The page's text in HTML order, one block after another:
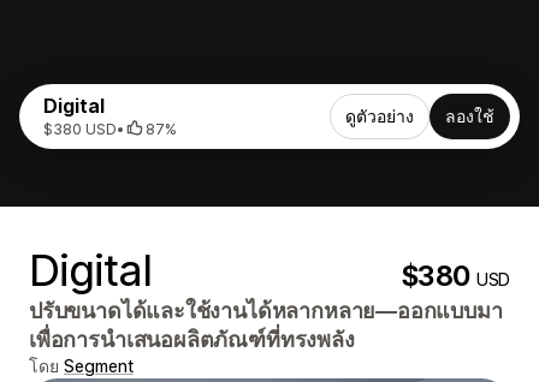
Digital
$380 USD• 87%
ดูตัวอย่าง ลองใช้
Digital $380USD
ปรับขนาดได้และใช้งานได้หลากหลาย—ออกแบบมา
เพื่อการนำเสนอผลิตภัณฑ์ที่ทรงพลัง
โดย Segment